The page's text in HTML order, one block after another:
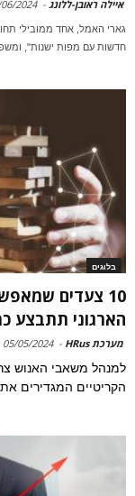
איילה ראובן-ללונג -
2024
גארי האמל, אחד ממובילי
חדשות עם מפות ישנות",
בלוגים
10 צעדים
הארגוני תתבצע
מערכת HRus -
05/05/2024
למנהל משאבי האנוש
הקריטיים המגדירים